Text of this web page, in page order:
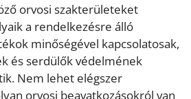
orvosi szakterületeket
a rendelkezésre álló
minőségével kapcsolatosak,
és serdülők védelmének
Nem lehet elégszer
orvosi beavatkozásokról van